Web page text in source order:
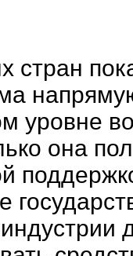
стран
уровне
она